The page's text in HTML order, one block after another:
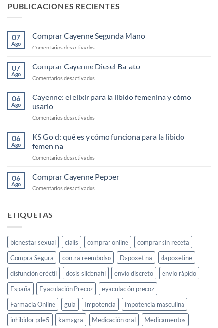
PUBLICACIONES RECIENTES
07
Ago
Comprar Cayenne Segunda Mano
Comentarios desactivados
Cayenne
Mano
07
Ago
Comprar Cayenne Diesel Barato
Comentarios desactivados
Cayenne
06
Ago
Cayenne: el elixir para la libido femenina y cómo
usarlo
Comentarios desactivados
el
la
femenina
cómo
06
Ago
KS Gold: qué es y cómo funciona para la libido
femenina
Comentarios desactivados
Gold:
es
femenina
06
Ago
Comprar Cayenne Pepper
Comentarios desactivados
ETIQUETAS
bienestar sexual cialis comprar online
comprar sin receta
Compra Segura
contra reembolso Dapoxetina
dapoxetine
disfunción eréctil
dosis sildenafil envío discreto
envío rápido
España
Eyaculación Precoz
eyaculación precoz
Farmacia Online
guia Impotencia
impotencia masculina
inhibidor pde5
kamagra Medicación oral
Medicamentos